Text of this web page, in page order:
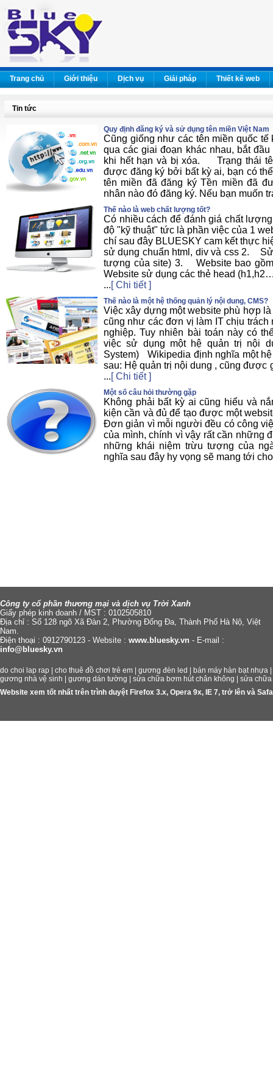
Trang chủ Giới thiệu Dịch vụ Giải pháp Thiết kế web
Tin tức
Quy định đăng ký và sử dụng tên miền Việt Nam
Cũng giống như các tên miền quốc tế
qua các giai đoạn khác nhau, bắt
khi hết hạn và bị xóa. Trạng thái
được đăng ký bởi bất kỳ ai, bạn có
tên miền đã đăng ký Tền miền đã
nhân nào đó đăng ký. Nếu bạn muốn
Thế nào là web chất lượng tốt?
Có nhiều cách để đánh giá chất
độ "kỹ thuật" tức là phần việc của 1
chí sau đây BLUESKY cam kết thực
sử dụng chuẩn html, div và css 2.
tượng của site) 3. Website bao
Website sử dụng các thẻ head
...[ Chi tiết ]
Thế nào là một hệ thống quản lý nội dung, CMS?
Việc xây dựng một website phù hợp
cũng như các đơn vị làm IT chịu trách
nghiệp. Tuy nhiên bài toán này có
việc sử dụng một hệ quản trị nội
System) Wikipedia định nghĩa một
sau: Hệ quản trị nội dung , cũng được
...[ Chi tiết ]
Một số câu hỏi thường gặp
Không phải bất kỳ ai cũng hiểu và
kiện cần và đủ để tạo được một
Đơn giản vì mỗi người đều có công
của mình, chính vì vậy rất cần những
những khái niệm trừu tượng của
nghĩa sau đây hy vọng sẽ mang tới
Công ty cổ phần thương mại và dịch vụ Trời Xanh
Giấy phép kinh doanh / MST : 0102505810
Địa chỉ : Số 128 ngõ Xã Đàn 2, Phường Đống Đa, Thành Phố Hà Nộ, Việt
Nam.
Điện thoại : 0912790123 - Website : www.bluesky.vn - E-mail :
info@bluesky.vn
do choi lap rap cho thuê đồ chơi trẻ em gương đèn led bán máy hàn bạt nhựa
gương nhà vệ sinh
gương dán tường sửa chữa bơm hút chân không
sửa chữa
Website xem tốt nhất trên trình duyệt Firefox 3.x, Opera 9x, IE 7, trở lên và